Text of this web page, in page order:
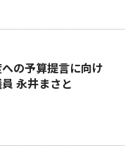
の予算提言に向け
永井まさと